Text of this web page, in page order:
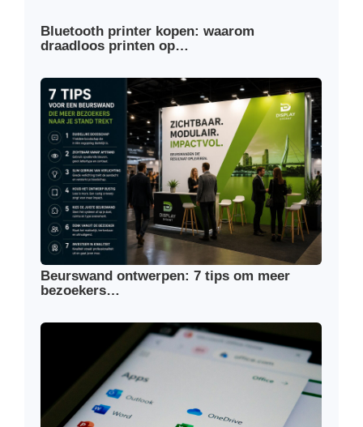
Bluetooth printer kopen: waarom
draadloos printen op…
Beurswand ontwerpen: 7 tips om meer
bezoekers…